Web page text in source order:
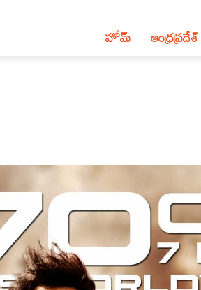
హోమ్ ఆంధ్ర‌ప్ర‌దేశ్‌